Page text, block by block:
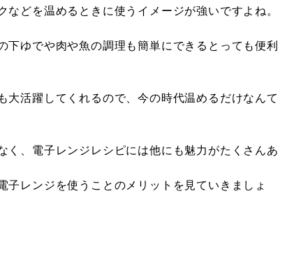
などを温めるときに使うイメージが強いですよね。
下ゆでや肉や魚の調理も簡単にできるとっても便利
大活躍してくれるので、今の時代温めるだけなんて
く、電子レンジレシピには他にも魅力がたくさんあ
子レンジを使うことのメリットを見ていきましょ